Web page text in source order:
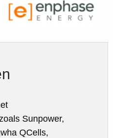
Sunpower,
QCells,